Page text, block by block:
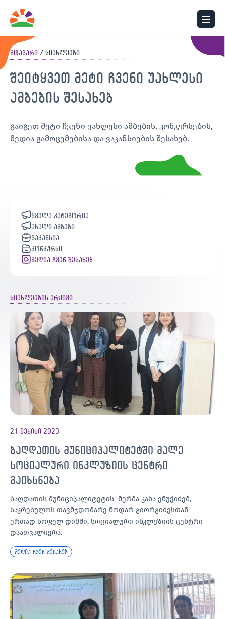
მთავარი სიახლეები
შეიტყვეთ მეტი ჩვენი უახლესი
ამბების შესახებ
გაიგეთ მეტი ჩვენი უახლესი ამბების, კონკურსების,
მედია გამოცემებისა და ვაკანსიების შესახებ.
ყველა კატეგორია
ახალი ამბები
ვაკანსია
კონკურსი
მედია ჩვენ შესახებ
სიახლეების არქივი
21 ივნისი 2023
ბაღდათის მუნიციპალიტეტში მალე
სოციალური ინკლუზიის ცენტრი
გაიხსნება
ბაღდათის მუნიციპალიტეტის მერმა კახა ენუქიძემ,
საკრებულოს თავმჯდომარე ნოდარ გიორგიძესთან
ერთად სოფელ დიმში, სოციალური ინკლუზიის ცენტრი
დაათვალიერა.
მედია ჩვენ შესახებ